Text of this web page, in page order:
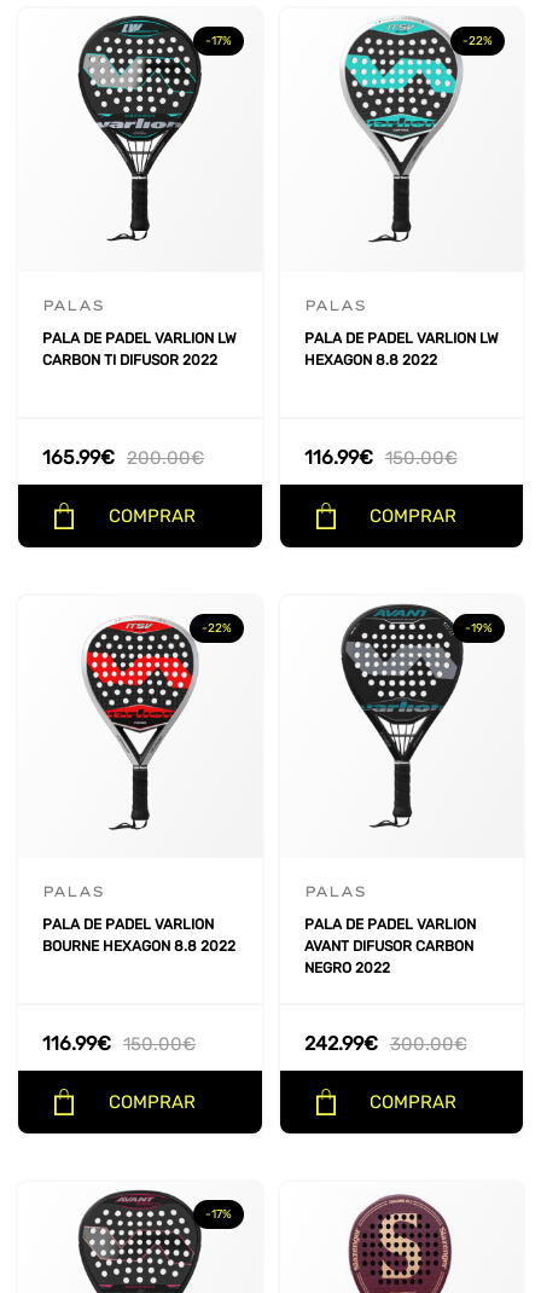
-17%
PALAS
PALA DE PADEL VARLION LW
CARBON TI DIFUSOR 2022
200.00€
165.99€
COMPRAR
-22%
PALAS
PALA DE PADEL VARLION LW
HEXAGON 8.8 2022
150.00€
116.99€
COMPRAR
-22%
PALAS
PALA DE PADEL VARLION
BOURNE HEXAGON 8.8 2022
150.00€
116.99€
COMPRAR
-19%
PALAS
PALA DE PADEL VARLION
AVANT DIFUSOR CARBON
NEGRO 2022
300.00€
242.99€
COMPRAR
-17%